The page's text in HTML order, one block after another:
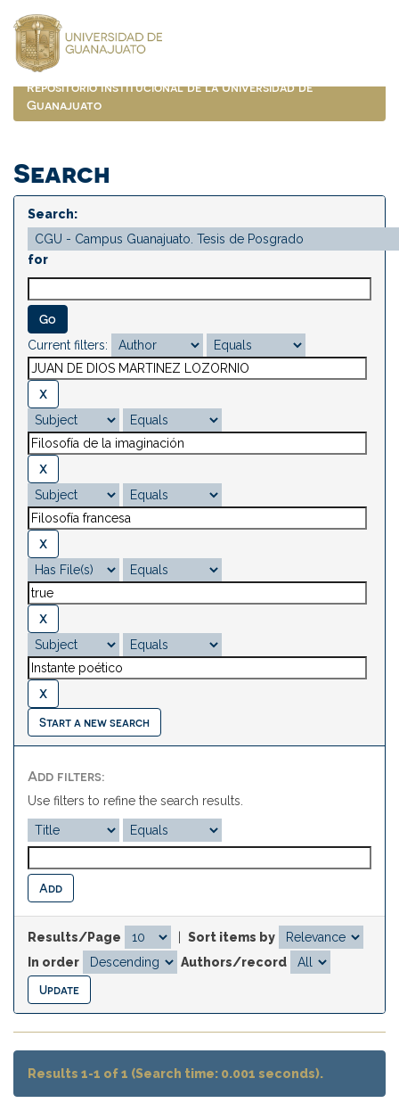
navigation
Repositorio Institucional de la Universidad de
Guanajuato
Search
Search:
for
Current filters:
Start a new search
Add filters:
Use filters to refine the search results.
Results/Page
Sort items by
In order
Authors/record
Results 1-1 of 1 (Search time: 0.001 seconds).